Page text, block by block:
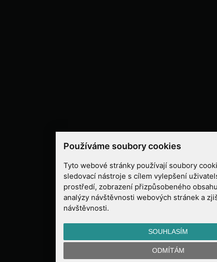
Používáme soubory cookies
Tyto webové stránky používají soubory
sledovací nástroje s cílem vylepšení
prostředí, zobrazení přizpůsobeného
analýzy návštěvnosti webových stránek a
návštěvnosti.
SOUHLASÍM
ODMÍTÁM